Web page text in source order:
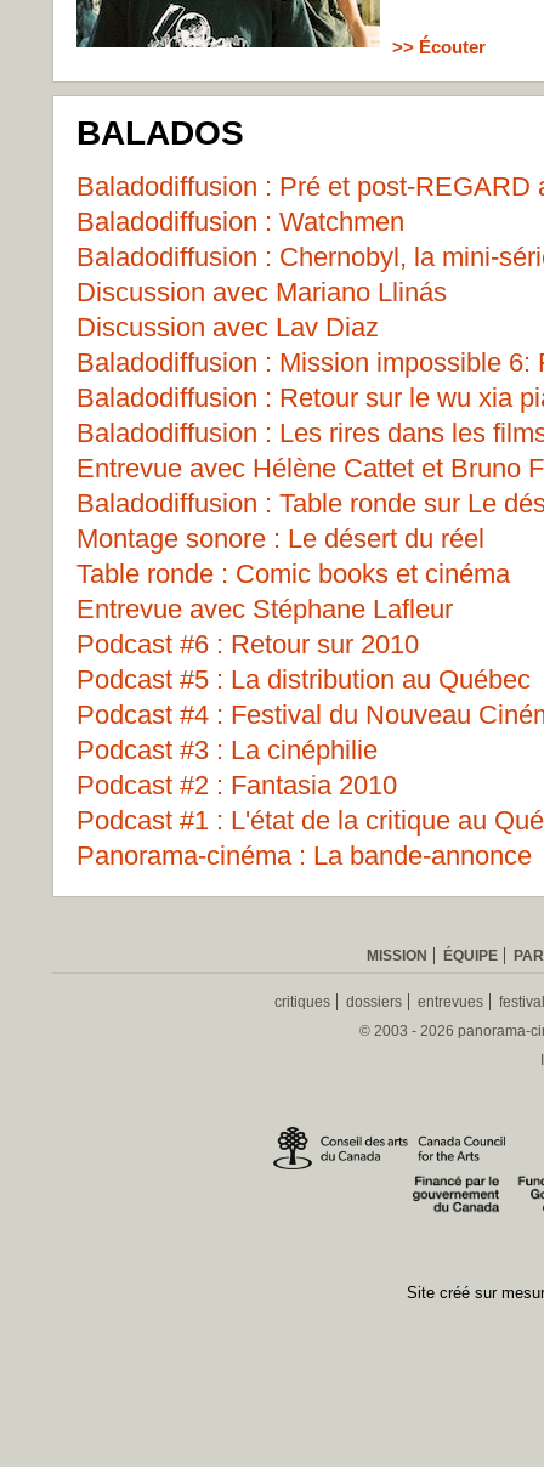
>> Écouter
BALADOS
Baladodiffusion : Pré et post-REGARD
Baladodiffusion : Watchmen
Baladodiffusion : Chernobyl, la mini-
Discussion avec Mariano Llinás
Discussion avec Lav Diaz
Baladodiffusion : Mission impossible 6:
Baladodiffusion : Retour sur le wu xia
Baladodiffusion : Les rires dans les
Entrevue avec Hélène Cattet et Bruno
Baladodiffusion : Table ronde sur Le
Montage sonore : Le désert du réel
Table ronde : Comic books et cinéma
Entrevue avec Stéphane Lafleur
Podcast #6 : Retour sur 2010
Podcast #5 : La distribution au Québec
Podcast #4 : Festival du Nouveau
Podcast #3 : La cinéphilie
Podcast #2 : Fantasia 2010
Podcast #1 : L'état de la critique au
Panorama-cinéma : La bande-annonce
MISSION ÉQUIPE
critiques dossiers entrevues
© 2003 - 2026 panorama-
Site créé sur